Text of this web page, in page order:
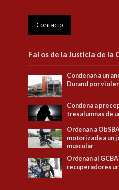
Contacto
Fallos de la Justicia de la
Condenan a un
Durand por
Condena a
tres alumnas de
Ordenan a
motorizada a un
muscular
Ordenan al
recuperadores